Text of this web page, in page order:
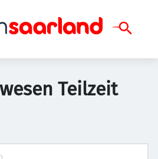
Teilzeit